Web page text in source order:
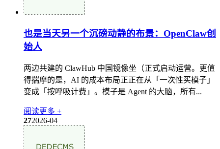
也是当天另一个沉磅动静的布景：OpenClaw创
始人
两边共建的 ClawHub 中国镜像坐（正式启动运营。更值
得揣摩的是，AI 的成本布局正正在从「一次性买模子」
变成「按呼吸计费」。模子是 Agent 的大脑，所有...
阅读更多 +
272026-04